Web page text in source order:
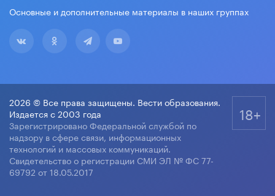
Основные и дополнительные материалы в наших группах
2026 © Все права защищены. Вести образования.
Издается с 2003 года
Зарегистрировано Федеральной службой по
надзору в сфере связи, информационных
технологий и массовых коммуникаций.
Свидетельство о регистрации СМИ ЭЛ № ФС 77-
69792 от 18.05.2017
18+